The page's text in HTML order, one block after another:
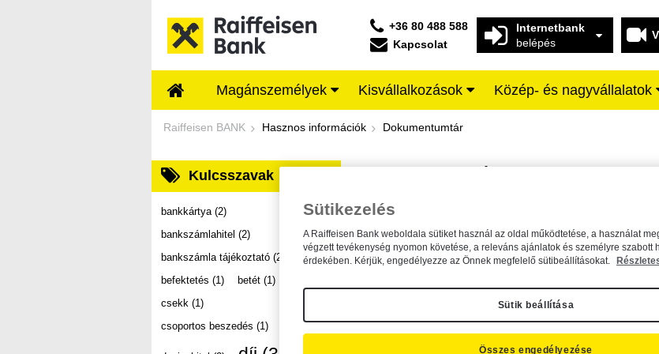
+36 80 488 588
Kapcsolat
Internetbank
belépés
Magánszemélyek Kisvállalkozások Közép- és nagyvállalatok
Dokumentumtár - Raiffeisen BANK
Raiffeisen BANK Hasznos információk Dokumentumtár
Kulcsszavak
bankkártya (2)
bankszámlahitel (2)
bankszámla tájékoztató (2)
befektetés (1) betét (1)
csekk (1)
csoportos beszedés (1)
A dokumentum kereséséhez kérjük, írja be a keresőszót a
Sütikezelés
A Raiffeisen Bank weboldala sütiket használ az oldal működtetése, a használat
végzett tevékenység nyomon követése, a releváns ajánlatok és személyre szabott
érdekében. Kérjük, engedélyezze az Önnek megfelelő sütibeállításokat.
Sütik beállítása
Összes engedélyezése